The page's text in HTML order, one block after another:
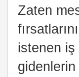
Zaten
istenen iş